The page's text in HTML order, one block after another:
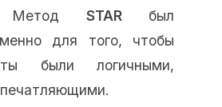
Метод STARбыл
для того, чтобы
были логичными,